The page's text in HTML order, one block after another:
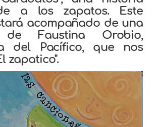
a los zapatos. Este
acompañado de una
de Faustina Orobio,
del Pacífico, que nos
zapatico".